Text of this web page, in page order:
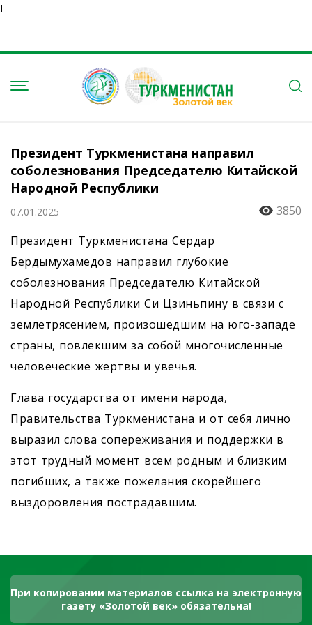
Ï
Президент Туркменистана направил
соболезнования Председателю Китайской
Народной Республики
07.01.2025
3850
Президент Туркменистана Сердар
Бердымухамедов направил глубокие
соболезнования Председателю Китайской
Народной Республики Си Цзиньпину в связи с
землетрясением, произошедшим на юго-западе
страны, повлекшим за собой многочисленные
человеческие жертвы и увечья.
Глава государства от имени народа,
Правительства Туркменистана и от себя лично
выразил слова сопереживания и поддержки в
этот трудный момент всем родным и близким
погибших, а также пожелания скорейшего
выздоровления пострадавшим.
При копировании материалов ссылка на электронную
газету «Золотой век» обязательна!